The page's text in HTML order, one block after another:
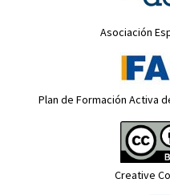
Asociación
Plan de Formación Activa
Creative